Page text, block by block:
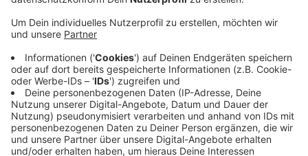
Veröffentlicht:Dienstag, 17.12.2019 13:40
Anzeige
Die neue Brücke soll ab 2026 achtspurig den Verkehr
über den Rhein führen und damit die marode A40-
Rheinbrücke ersetzen. Die wurde durch zu viele